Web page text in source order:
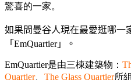
驚喜的一家。
如果問曼谷人現在最愛逛哪一
「EmQuartier」。
EmQuartier是由三棟建築物：
Quartier、 The Glass Quartier所